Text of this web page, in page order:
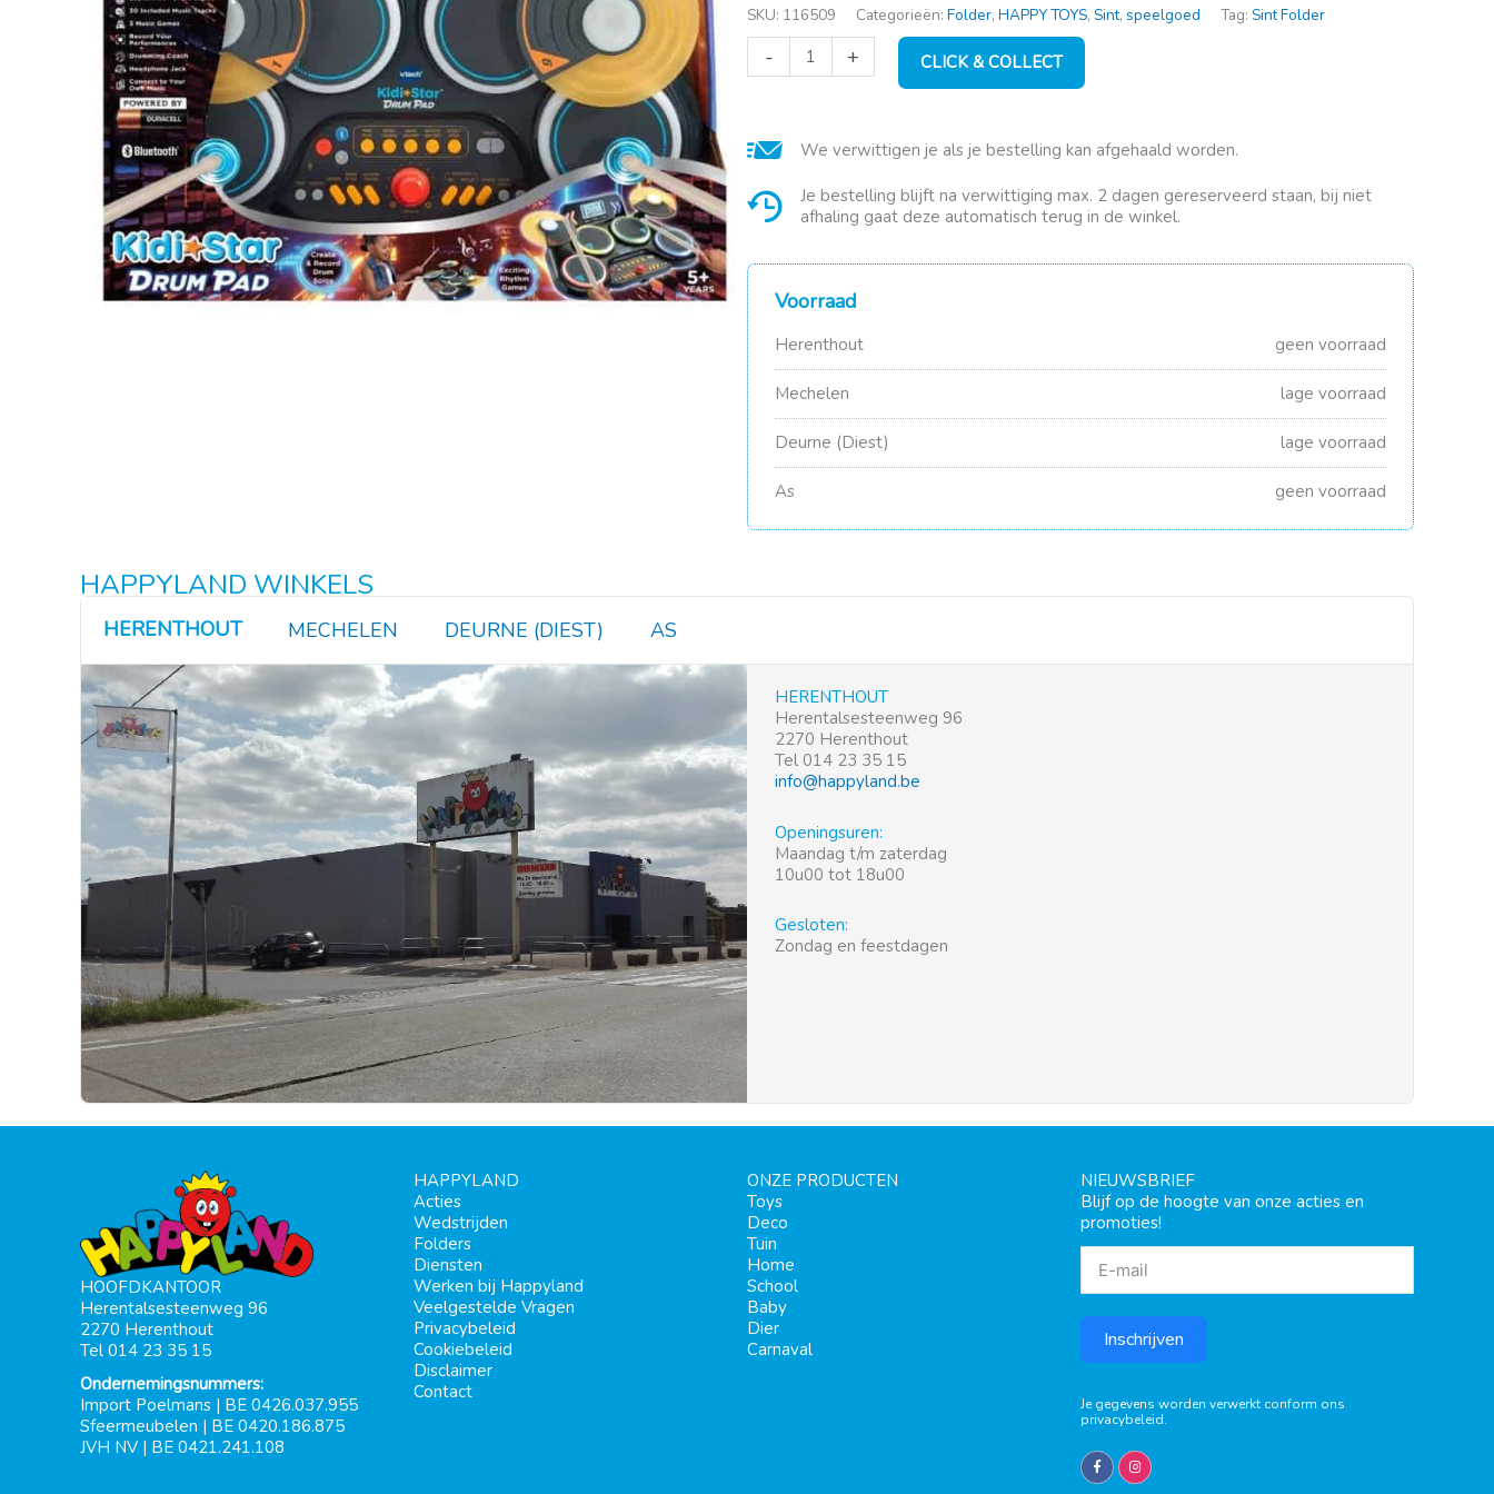
SKU: 116509 Categorieën: Folder, HAPPY TOYS, Sint, speelgoed Tag: Sint Folder
-
Kidi
+ CLICK & COLLECT
We verwittigen je als je bestelling kan afgehaald worden.
Je bestelling blijft na verwittiging max. 2 dagen gereserveerd staan, bij niet
afhaling gaat deze automatisch terug in de winkel.
Voorraad
Herenthout geen voorraad
Mechelen lage voorraad
Deurne (Diest) lage voorraad
As geen voorraad
HAPPYLAND WINKELS
HERENTHOUT MECHELEN DEURNE (DIEST) AS
HERENTHOUT
Herentalsesteenweg 96
2270 Herenthout
Tel 014 23 35 15
info@happyland.be
Openingsuren:
Maandag t/m zaterdag
10u00 tot 18u00
Gesloten:
Zondag en feestdagen
HOOFDKANTOOR
Herentalsesteenweg 96
2270 Herenthout
Tel 014 23 35 15
Ondernemingsnummers:
Import Poelmans | BE 0426.037.955
Sfeermeubelen | BE 0420.186.875
JVH NV | BE 0421.241.108
HAPPYLAND
Acties
Wedstrijden
Folders
Diensten
Werken bij Happyland
Veelgestelde Vragen
Privacybeleid
Cookiebeleid
Disclaimer
Contact
ONZE PRODUCTEN
Toys
Deco
Tuin
Home
School
Baby
Dier
Carnaval
NIEUWSBRIEF
Blijf op de hoogte van onze acties en
promoties!
Inschrijven
Je gegevens worden verwerkt conform ons
privacybeleid.